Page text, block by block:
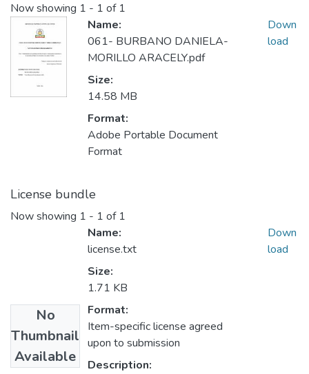
Now showing 1 - 1 of 1
Name:
061- BURBANO DANIELA-
MORILLO ARACELY.pdf
Size:
14.58 MB
Format:
Adobe Portable Document
Format
Down
load
License bundle
Now showing 1 - 1 of 1
No
Thumbnail
Available
Name:
license.txt
Size:
1.71 KB
Format:
Item-specific license agreed
upon to submission
Description:
Down
load